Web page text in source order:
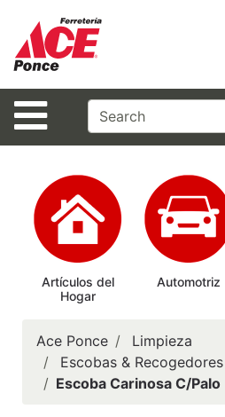
Site
Departments
Advanced
Inicio
del Mes
Shopper del
Prepárate
Casas
Ferrmax
Horario
Artículos del
Hogar
Automotriz
Ace Ponce
Limpieza
Escobas & Recogedores
Escoba Carinosa C/Palo